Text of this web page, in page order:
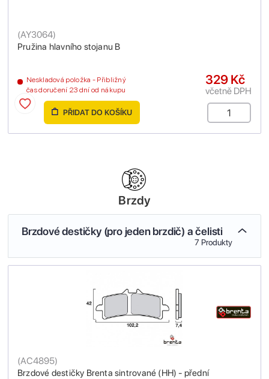
Pružina hlavního stojanu B
(AY3064)
Neskladová položka - Přibližný
čas doručení 23 dní od nákupu
329 Kč
včetně DPH
PŘIDAT DO KOŠÍKU
Brzdy
Brzdové destičky (pro jeden brzdič) a čelisti
7 Produkty
Brzdové destičky Brenta sintrované (HH) - přední
(AC4895)